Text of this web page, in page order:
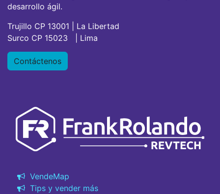
desarrollo ágil.
Trujillo CP 13001 | La Libertad
Surco CP 15023 | Lima
Contáctenos
VendeMap
Tips y vender más